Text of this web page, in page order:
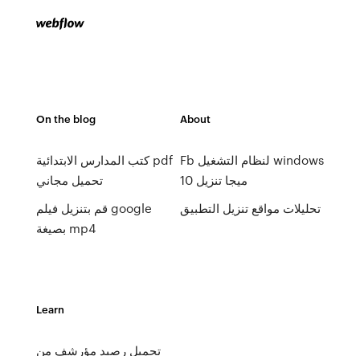
On the blog
كتب المدارس الابتدائية pdf
تحميل مجاني
قم بتنزيل فيلم google
بصيغة mp4
About
Fb لنظام التشغيل windows
10 ميجا تنزيل
تحليلات مواقع تنزيل التطبيق
Learn
تحميل رصيد مؤرشف من